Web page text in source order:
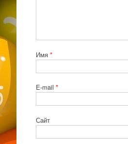
Имя *
E-mail *
Сайт